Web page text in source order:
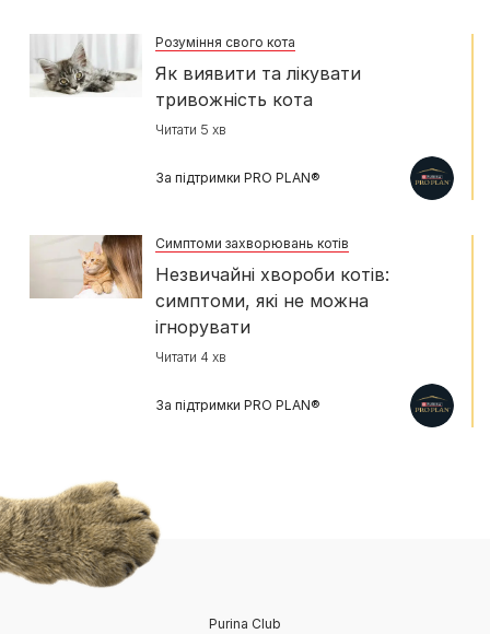
Розуміння свого кота
Як виявити та лікувати
тривожність кота
Читати 5 хв
За підтримки PRO PLAN®
Симптоми захворювань котів
Незвичайні хвороби котів:
симптоми, які не можна
ігнорувати
Читати 4 хв
За підтримки PRO PLAN®
Purina Club